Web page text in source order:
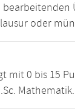
oder
mit 0 bis 15
Mathematik.